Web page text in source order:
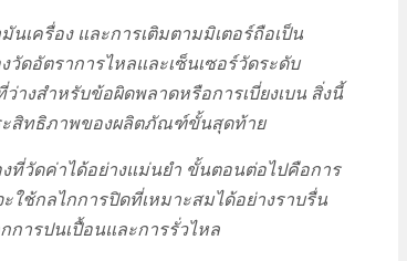
เครื่อง และการเติมตามมิเตอร์ถือเป็น
ดอัตราการไหลและเซ็นเซอร์วัดระดับ
างสำหรับข้อผิดพลาดหรือการเบี่ยงเบน สิ่งนี้
ะสิทธิภาพของผลิตภัณฑ์ขั้นสุดท้าย
ที่วัดค่าได้อย่างแม่นยำ ขั้นตอนต่อไปคือการ
ใช้กลไกการปิดที่เหมาะสมได้อย่างราบรื่น
ารปนเปื้อนและการรั่วไหล